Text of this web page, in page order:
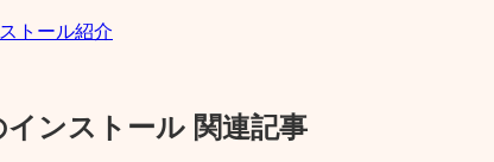
トール紹介
ンストール 関連記事